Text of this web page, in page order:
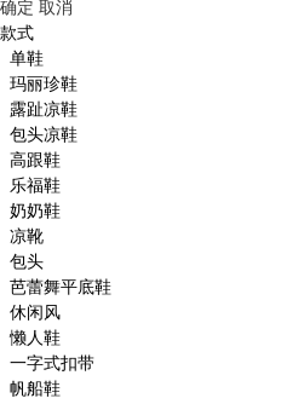
确定 取消
款式
单鞋
玛丽珍鞋
露趾凉鞋
包头凉鞋
高跟鞋
乐福鞋
奶奶鞋
凉靴
包头
芭蕾舞平底鞋
休闲风
懒人鞋
一字式扣带
帆船鞋